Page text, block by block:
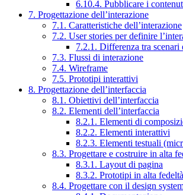
6.10.4. Pubblicare i
7. Progettazione dell’interazione
7.1. Caratteristiche dell’interazione
7.2. User stories per definire
7.2.1. Differenza tra scenari
7.3. Flussi di interazione
7.4. Wireframe
7.5. Prototipi interattivi
8. Progettazione dell’interfaccia
8.1. Obiettivi dell’interfaccia
8.2. Elementi dell’interfaccia
8.2.1. Elementi di
8.2.2. Elementi interattivi
8.2.3. Elementi testuali
8.3. Progettare e costruire in alta
8.3.1. Layout di pagina
8.3.2. Prototipi in alta fedeltà
8.4. Progettare con il design